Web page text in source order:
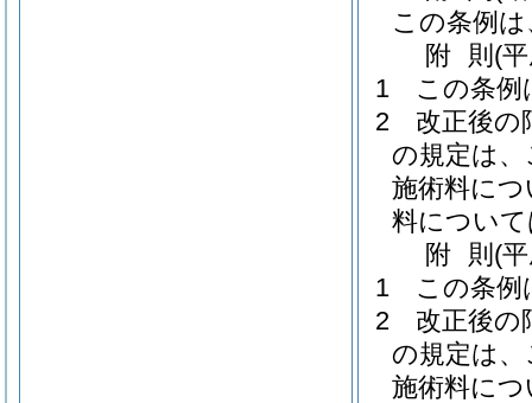
この条例
附 則 (
1
この条例
2
改正後の
の規定は
施術料に
料につい
附 則 (
1
この条例
2
改正後の
の規定は
施術料に